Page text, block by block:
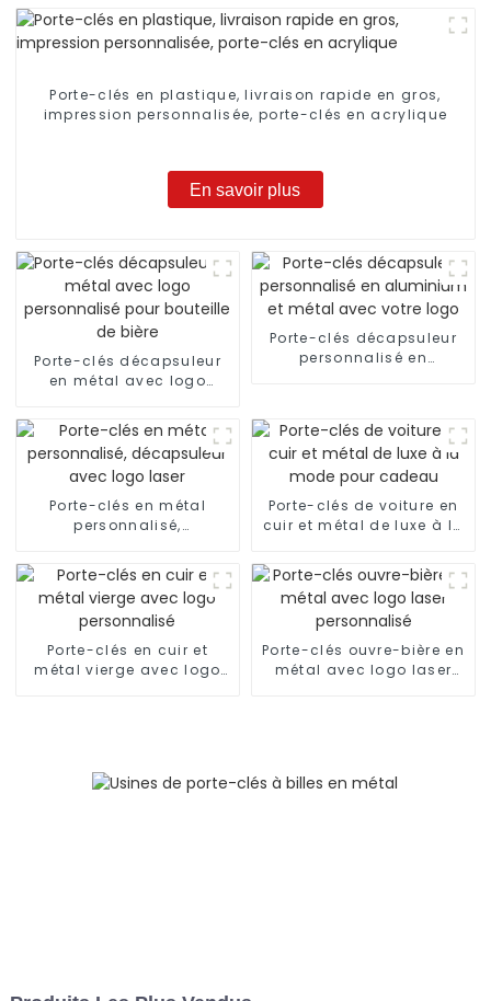
Porte-clés en plastique, livraison rapide en gros,
impression personnalisée, porte-clés en acrylique
En savoir plus
Porte-clés décapsuleur
en métal avec logo
bouteille de bière
Porte-clés décapsuleur
personnalisé en
Porte-clés en métal
personnalisé,
laser
Porte-clés de voiture en
cuir et métal de luxe à la
Porte-clés en cuir et
métal vierge avec logo
Porte-clés ouvre-bière en
métal avec logo laser